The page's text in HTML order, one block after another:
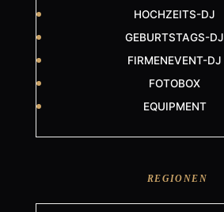
HOCHZEITS-DJ
GEBURTSTAGS-DJ
FIRMENEVENT-DJ
FOTOBOX
EQUIPMENT
REGIONEN